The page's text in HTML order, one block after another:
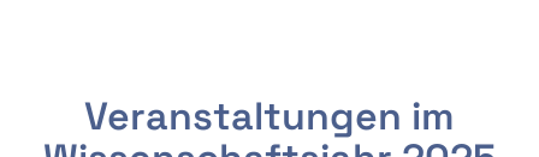
Veranstaltungen im